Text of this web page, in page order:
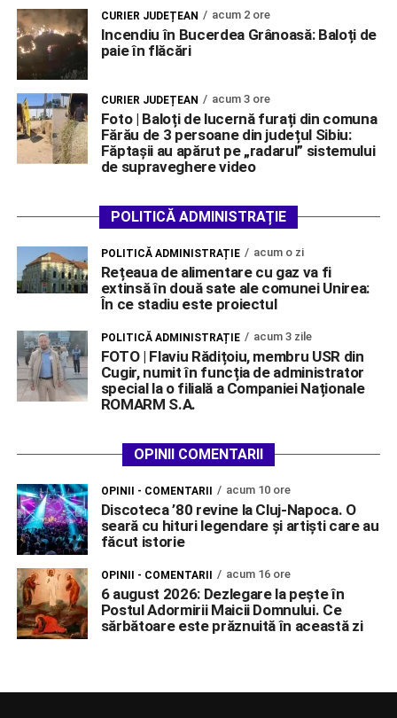
CURIER JUDEȚEAN acum 2 ore
Incendiu în Bucerdea Grânoasă: Baloți de
paie în flăcări
CURIER JUDEȚEAN acum 3 ore
Foto | Baloți de lucernă furați din comuna
Fărău de 3 persoane din județul Sibiu:
Făptașii au apărut pe „radarul” sistemului
de supraveghere video
POLITICĂ ADMINISTRAȚIE
POLITICĂ ADMINISTRAȚIE acum o zi
Rețeaua de alimentare cu gaz va fi
extinsă în două sate ale comunei Unirea:
În ce stadiu este proiectul
POLITICĂ ADMINISTRAȚIE acum 3 zile
FOTO | Flaviu Rădițoiu, membru USR din
Cugir, numit în funcția de administrator
special la o filială a Companiei Naționale
ROMARM S.A.
OPINII COMENTARII
OPINII - COMENTARII acum 10 ore
Discoteca ’80 revine la Cluj-Napoca. O
seară cu hituri legendare și artiști care au
făcut istorie
OPINII - COMENTARII acum 16 ore
6 august 2026: Dezlegare la pește în
Postul Adormirii Maicii Domnului. Ce
sărbătoare este prăznuită în această zi